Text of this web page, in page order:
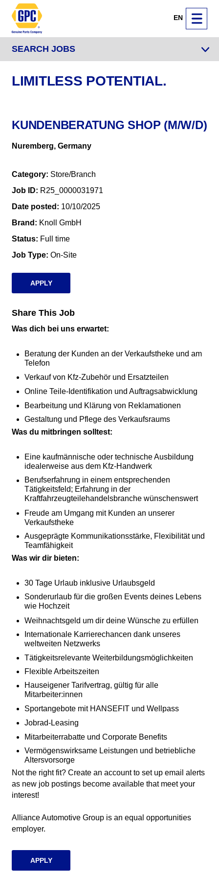
EN
SEARCH JOBS
LIMITLESS POTENTIAL.
KUNDENBERATUNG SHOP (M/W/D)
Nuremberg, Germany
Category Store/Branch
Job ID
R25_0000031971
Date posted
10/10/2025
Brand
Knoll GmbH
Status
Full time
Job Type On-Site
APPLY
Share This Job
Was dich bei uns erwartet:
Beratung der Kunden an der Verkaufstheke und am
Telefon
Verkauf von Kfz-Zubehör und Ersatzteilen
Online Teile-Identifikation und Auftragsabwicklung
Bearbeitung und Klärung von Reklamationen
Gestaltung und Pflege des Verkaufsraums
Was du mitbringen solltest:
Eine kaufmännische oder technische Ausbildung
idealerweise aus dem Kfz-Handwerk
Berufserfahrung in einem entsprechenden
Tätigkeitsfeld; Erfahrung in der
Kraftfahrzeugteilehandelsbranche wünschenswert
Freude am Umgang mit Kunden an unserer
Verkaufstheke
Ausgeprägte Kommunikationsstärke, Flexibilität und
Teamfähigkeit
Was wir dir bieten:
30 Tage Urlaub inklusive Urlaubsgeld
Sonderurlaub für die großen Events deines Lebens
wie Hochzeit
Weihnachtsgeld um dir deine Wünsche zu erfüllen
Internationale Karrierechancen dank unseres
weltweiten Netzwerks
Tätigkeitsrelevante Weiterbildungsmöglichkeiten
Flexible Arbeitszeiten
Hauseigener Tarifvertrag, gültig für alle
Mitarbeiter:innen
Sportangebote mit HANSEFIT und Wellpass
Jobrad-Leasing
Mitarbeiterrabatte und Corporate Benefits
Vermögenswirksame Leistungen und betriebliche
Altersvorsorge
Not the right fit? Create an account to set up email alerts
as new job postings become available that meet your
interest!
Alliance Automotive Group is an equal opportunities
employer.
APPLY